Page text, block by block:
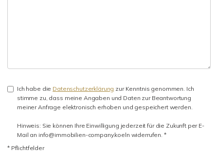
Ich habe die Datenschutzerklärung zur Kenntnis genommen. Ich
stimme zu, dass meine Angaben und Daten zur Beantwortung
meiner Anfrage elektronisch erhoben und gespeichert werden.
Hinweis: Sie können Ihre Einwilligung jederzeit für die Zukunft per E-
Mail an info@immobilien-company.koeln widerrufen. *
* Pflichtfelder